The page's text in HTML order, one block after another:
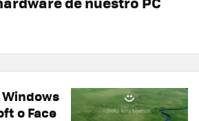
o Face